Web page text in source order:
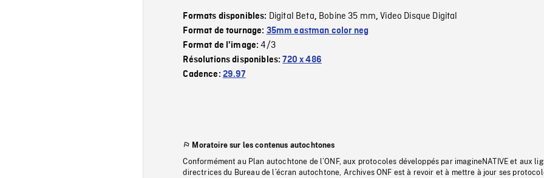
Formats disponibles: Digital Beta, Bobine 35 mm,Video Disque Digital
Format de tournage: 35mm eastman color neg
Format de l'image:4/3
Résolutions disponibles:720 x 486
Cadence: 29.97
Moratoire sur les contenus autochtones
Conformément au Plan autochtone de l’ONF, aux protocoles développés par imagineNATIVE et aux
directrices du Bureau de l’écran autochtone, Archives ONF est à revoir et à mettre à jour ses